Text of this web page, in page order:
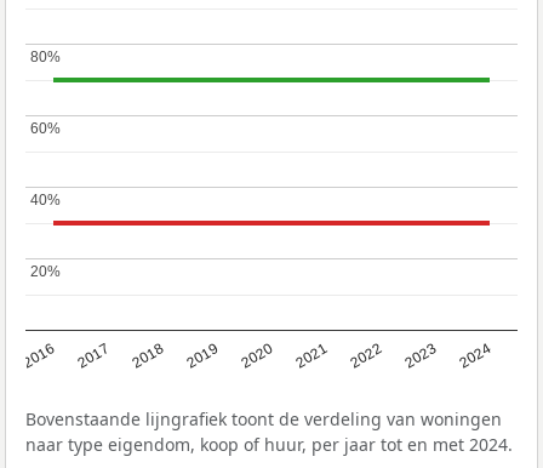
2016 2017 2018 2019 2020 2021 2022 2023 2024
20%
20%
40%
40%
60%
60%
80%
80%
Bovenstaande lijngrafiek toont de verdeling van woningen
naar type eigendom, koop of huur, per jaar tot en met 2024.